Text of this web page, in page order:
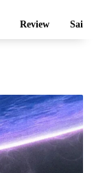
Review Sains